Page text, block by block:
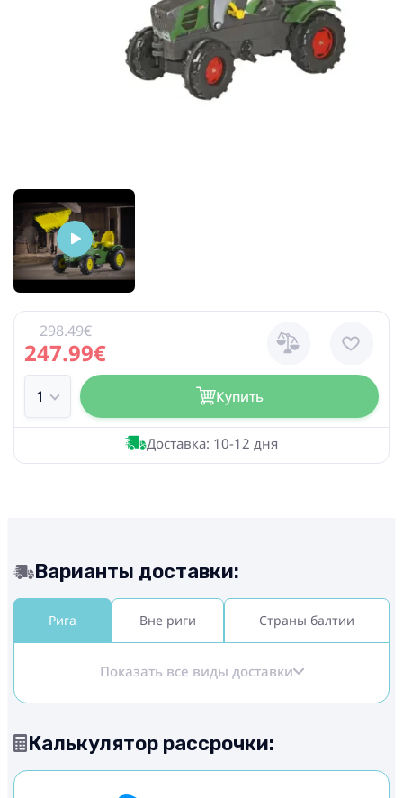
247.99€
298.49€
Купить
Доставка: 10-12 дня
Варианты доставки:
Рига Вне риги Страны балтии
Показать все виды доставки
Калькулятор рассрочки: